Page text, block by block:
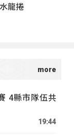
龍捲
4縣市隊伍共
19:44